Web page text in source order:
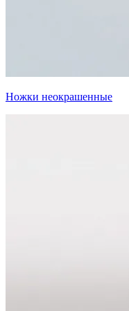
Ножки неокрашенные